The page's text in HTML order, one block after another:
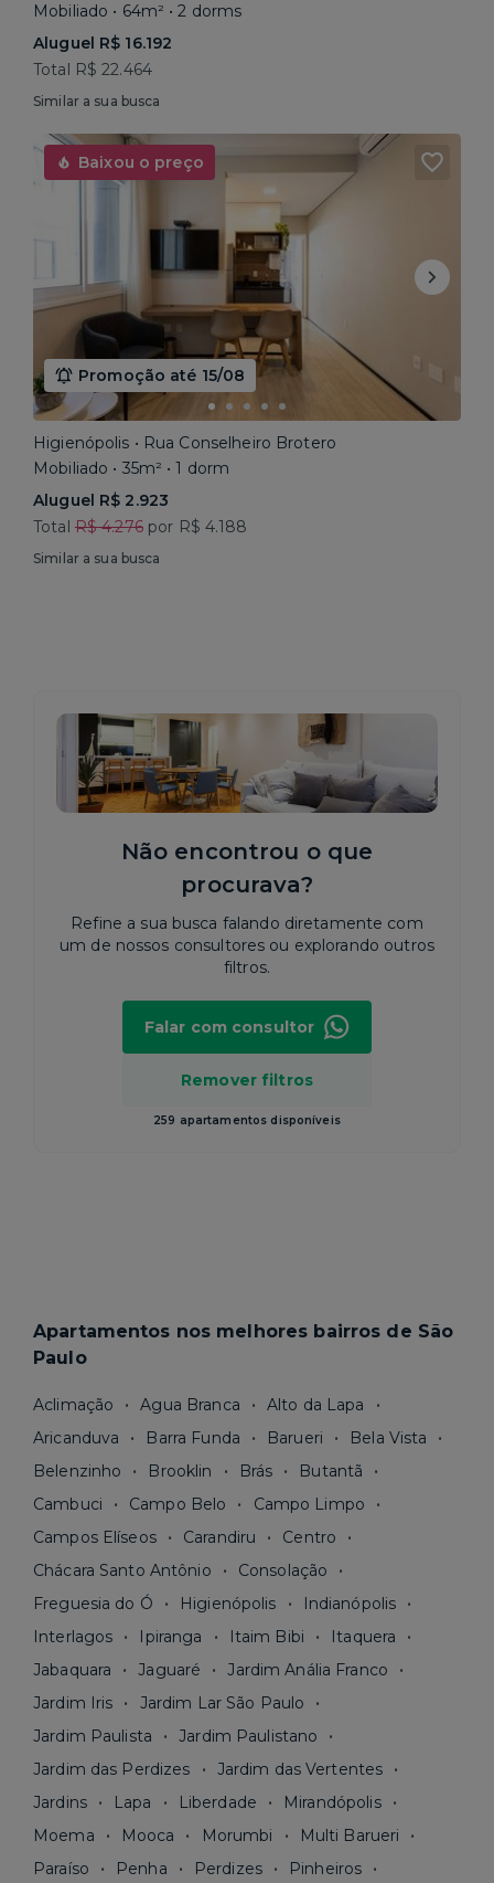
Mobiliado • 64m² • 2 dorms
Aluguel R$ 16.192
Total R$ 22.464
Similar a sua busca
Baixou o preço
Promoção até 15/08
Higienópolis • Rua Conselheiro Brotero
Mobiliado • 35m² • 1 dorm
Aluguel R$ 2.923
Total R$ 4.276por R$ 4.188
Similar a sua busca
Não encontrou o que
procurava?
Refine a sua busca falando diretamente com
um de nossos consultores ou explorando outros
filtros.
Remover filtros
259 apartamentos disponíveis
Falar com consultor
Apartamentos nos melhores bairros de São
Paulo
Aclimação Agua Branca
Alto da Lapa
Aricanduva
Barra Funda Barueri
Bela Vista
Belenzinho
Brooklin Brás
Butantã
Cambuci
Campo Belo
Campo Limpo
Campos Elíseos
Carandiru
Centro
Chácara Santo Antônio
Consolação
Freguesia do Ó
Higienópolis
Indianópolis
Interlagos
Ipiranga Itaim Bibi
Itaquera
Jabaquara
Jaguaré
Jardim Anália Franco
Jardim Iris
Jardim Lar São Paulo
Jardim Paulista
Jardim Paulistano
Jardim das Perdizes
Jardim das Vertentes
Jardins
Lapa Liberdade
Mirandópolis
Moema
Mooca Morumbi
Multi Barueri
Paraíso
Penha Perdizes
Pinheiros